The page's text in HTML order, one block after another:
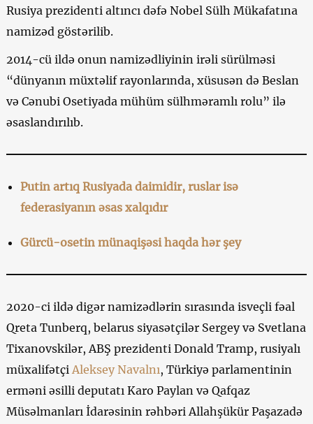
Rusiya prezidenti altıncı dəfə Nobel Sülh Mükafatına
namizəd göstərilib.
2014-cü ildə onun namizədliyinin irəli sürülməsi
“dünyanın müxtəlif rayonlarında, xüsusən də Beslan
və Cənubi Osetiyada mühüm sülhməramlı rolu” ilə
əsaslandırılıb.
Putin artıq Rusiyada daimidir, ruslar isə
federasiyanın əsas xalqıdır
Gürcü-osetin münaqişəsi haqda hər şey
2020-ci ildə digər namizədlərin sırasında isveçli fəal
Qreta Tunberq, belarus siyasətçilər Sergey və Svetlana
Tixanovskilər, ABŞ prezidenti Donald Tramp, rusiyalı
müxalifətçi Aleksey Navalnı, Türkiyə parlamentinin
erməni əsilli deputatı Karo Paylan və Qafqaz
Müsəlmanları İdarəsinin rəhbəri Allahşükür Paşazadə